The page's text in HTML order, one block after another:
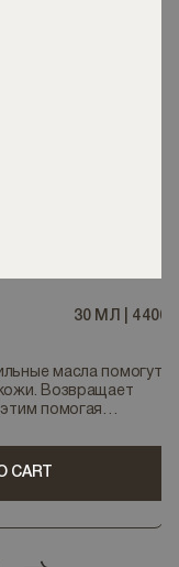
30 МЛ 4400
масла помогут
Возвращает
помогая
CART